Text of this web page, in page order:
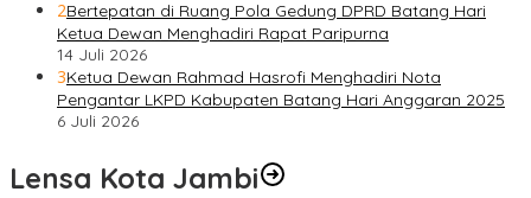
2Bertepatan di Ruang Pola Gedung DPRD Batang Hari
Ketua Dewan Menghadiri Rapat Paripurna
14 Juli 2026
3Ketua Dewan Rahmad Hasrofi Menghadiri Nota
Pengantar LKPD Kabupaten Batang Hari Anggaran 2025
6 Juli 2026
Lensa Kota Jambi